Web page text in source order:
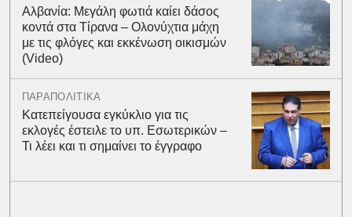
Αλβανία: Μεγάλη φωτιά καίει δάσος
κοντά στα Τίρανα – Ολονύχτια μάχη
με τις φλόγες και εκκένωση οικισμών
(Video)
ΠΑΡΑΠΟΛΙΤΙΚΑ
Κατεπείγουσα εγκύκλιο για τις
εκλογές έστειλε το υπ. Εσωτερικών –
Τι λέει και τι σημαίνει το έγγραφο